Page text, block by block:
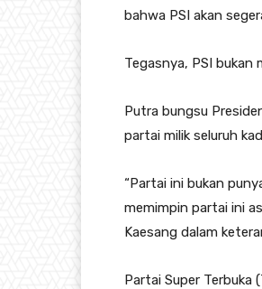
bahwa PSI akan
Tegasnya, PSI bukan
Putra bungsu
partai milik seluruh
“Partai ini bukan
memimpin partai ini
Kaesang dalam
Partai Super Terbuka